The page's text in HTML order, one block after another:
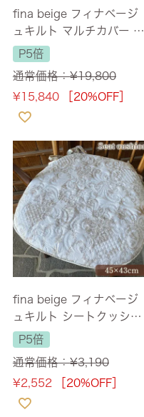
fina beige フィナベージ
ュキルト マルチカバー 20
0×250cm 【送料無料】
P5倍
通常価格：¥19,800
¥15,840 ［20%OFF］
fina beige フィナベージ
ュキルト シートクッショ
ン 45×43cm
P5倍
通常価格：¥3,190
¥2,552 ［20%OFF］